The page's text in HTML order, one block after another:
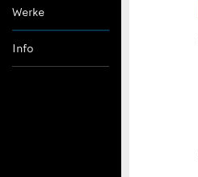
Werke
Info